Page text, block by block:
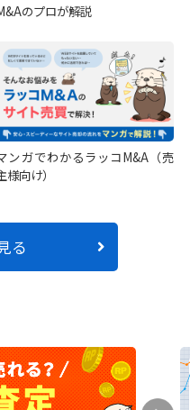
のプロが解説
ンガでわかるラッコM&A（売
様向け）
る